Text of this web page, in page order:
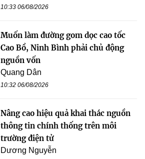
10:33 06/08/2026
Muốn làm đường gom dọc cao tốc
Cao Bồ, Ninh Bình phải chủ động
nguồn vốn
Quang Dân
10:32 06/08/2026
Nâng cao hiệu quả khai thác nguồn
thông tin chính thống trên môi
trường điện tử
Dương Nguyễn